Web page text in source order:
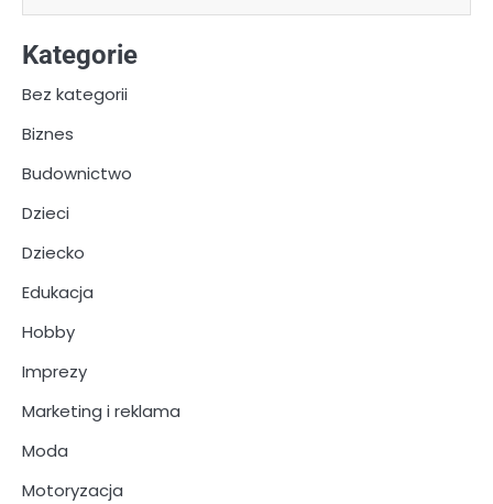
Kategorie
Bez kategorii
Biznes
Budownictwo
Dzieci
Dziecko
Edukacja
Hobby
Imprezy
Marketing i reklama
Moda
Motoryzacja